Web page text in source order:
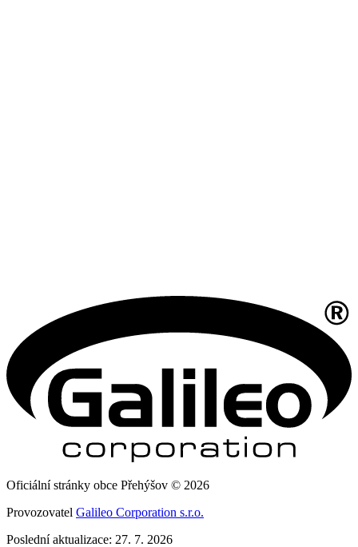
Oficiální stránky obce Přehýšov © 2026
Provozovatel Galileo Corporation s.r.o.
Poslední aktualizace: 27. 7. 2026